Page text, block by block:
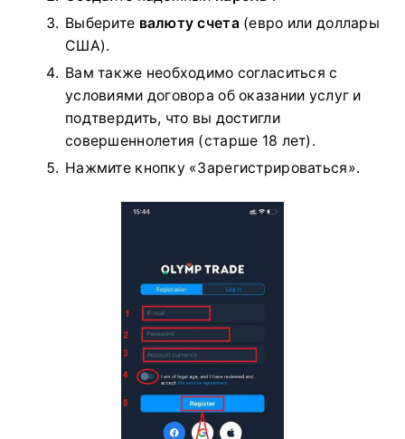
Выберите валюту счета (евро или доллары
США).
Вам также необходимо согласиться с
условиями договора об оказании услуг и
подтвердить, что вы достигли
совершеннолетия (старше 18 лет).
Нажмите кнопку «Зарегистрироваться».